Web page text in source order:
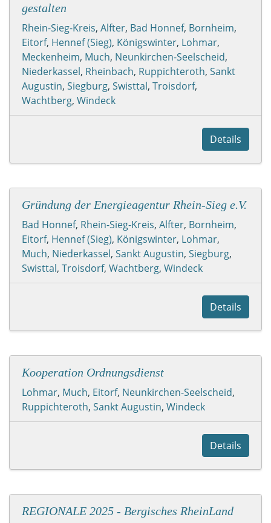
gestalten
Rhein-Sieg-Kreis, Alfter, Bad Honnef, Bornheim,
Eitorf, Hennef (Sieg), Königswinter, Lohmar,
Meckenheim, Much, Neunkirchen-Seelscheid,
Niederkassel, Rheinbach, Ruppichteroth, Sankt
Augustin, Siegburg, Swisttal, Troisdorf,
Wachtberg, Windeck
Details
Gründung der Energieagentur Rhein-Sieg e.V.
Bad Honnef, Rhein-Sieg-Kreis, Alfter, Bornheim,
Eitorf, Hennef (Sieg), Königswinter, Lohmar,
Much, Niederkassel, Sankt Augustin, Siegburg,
Swisttal, Troisdorf, Wachtberg, Windeck
Details
Kooperation Ordnungsdienst
Lohmar, Much, Eitorf, Neunkirchen-Seelscheid,
Ruppichteroth, Sankt Augustin, Windeck
Details
REGIONALE 2025 - Bergisches RheinLand